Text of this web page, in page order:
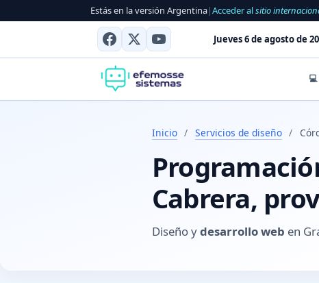
Estás en la versión Argentina|Acceder alsitio
Jueves 6 de agosto de
💻
Inicio / Servicios de diseño /
Cabrera,
Diseño ydesarrollo web en